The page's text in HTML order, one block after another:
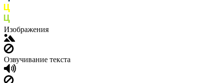
Изображения
Озвучивание текста